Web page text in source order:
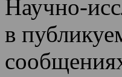
Научно-
в